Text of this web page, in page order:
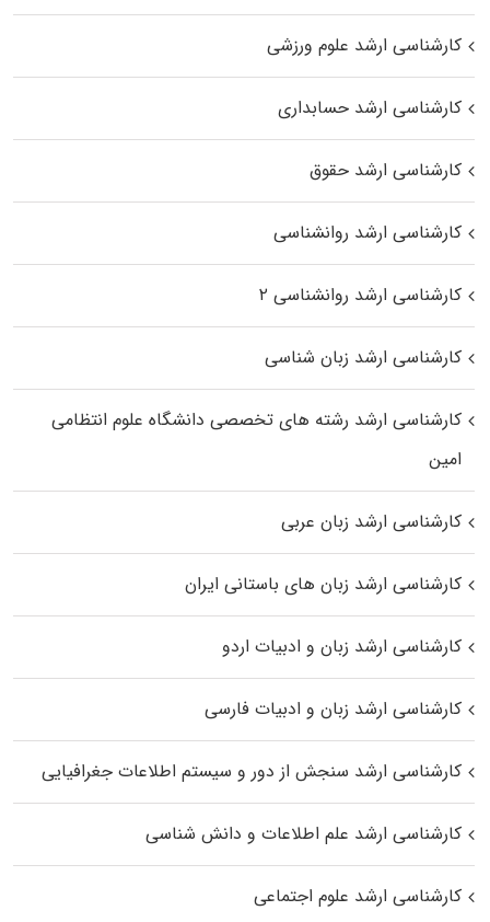
کارشناسی ارشد علوم ورزشی
کارشناسی ارشد حسابداری
کارشناسی ارشد حقوق
کارشناسی ارشد روانشناسی
کارشناسی ارشد روانشناسی ۲
کارشناسی ارشد زبان شناسی
کارشناسی ارشد رﺷﺘﻪ ﻫﺎی تخصصی داﻧﺸﮕﺎه ﻋﻠﻮم انتظامی
اﻣﻴﻦ
کارشناسی ارشد زبان عربی
کارشناسی ارشد زبان‌ های باستانی ایران
کارشناسی ارشد زبان و ادبیات اردو
کارشناسی ارشد زبان و ادبیات فارسی
کارشناسی ارشد سنجش از دور و سیستم اطلاعات جغرافیایی
کارشناسی ارشد علم اطلاعات و دانش شناسی
کارشناسی ارشد علوم اجتماعی